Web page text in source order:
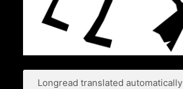
Longread translated automatically